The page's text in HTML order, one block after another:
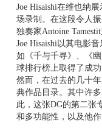
Joe Hisaishi在维也纳
场录制。在这段令人
独奏家Antoine Tamestit
Joe Hisaishi以其电影
如《千与千寻》、《
球排行榜上取得了成
然而，在过去的几十
典作品目录。其中许
此，这张DG的第二张
和多功能性，以及他